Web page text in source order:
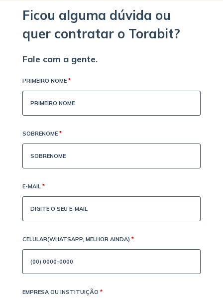
Ficou alguma dúvida ou
quer contratar o Torabit?
Fale com a gente.
PRIMEIRO NOME *
SOBRENOME *
E-MAIL *
CELULAR(WHATSAPP, MELHOR AINDA) *
EMPRESA OU INSTITUIÇÃO *